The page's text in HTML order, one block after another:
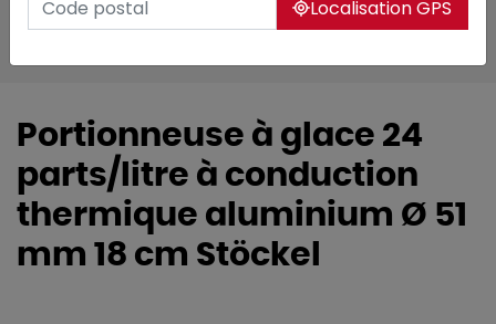
Verrerie
Coupes dessert
Portionneuse à glace 24
parts/litre à conduction
thermique aluminium Ø 51
mm 18 cm Stöckel
Localisation GPS